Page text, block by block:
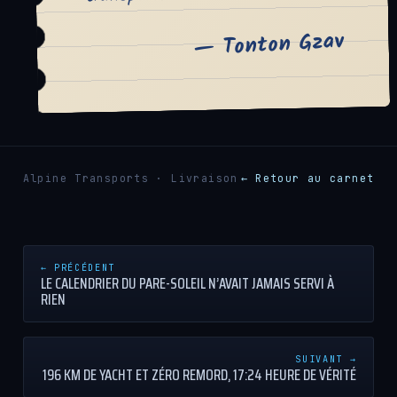
— Tonton Gzav
Alpine Transports · Livraison ← Retour au carnet
← PRÉCÉDENT
LE CALENDRIER DU PARE-SOLEIL N’AVAIT JAMAIS SERVI À
RIEN
SUIVANT →
196 KM DE YACHT ET ZÉRO REMORD, 17:24 HEURE DE VÉRITÉ